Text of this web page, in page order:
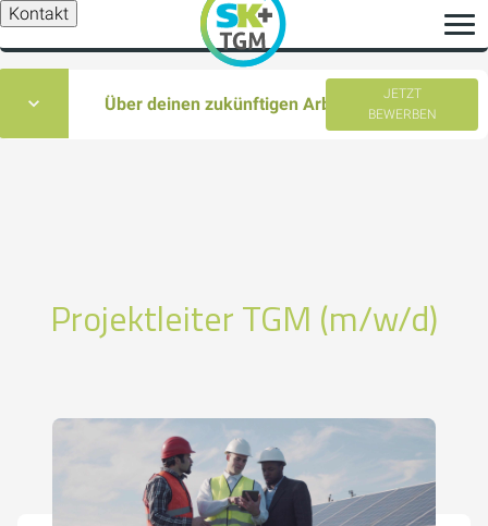
Kontakt
Über deinen zukünftigen ArbeitsplatzJETZT
BEWERBEN
Projektleiter TGM (m/w/d)